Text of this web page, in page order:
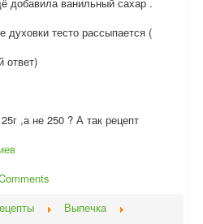
духовки тесто рассыпается (
ответ)
,а не 250 ? А так рецепт
Выпечка